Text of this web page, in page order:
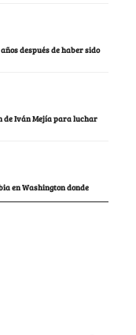
después de haber sido
de Iván Mejía para luchar
en Washington donde